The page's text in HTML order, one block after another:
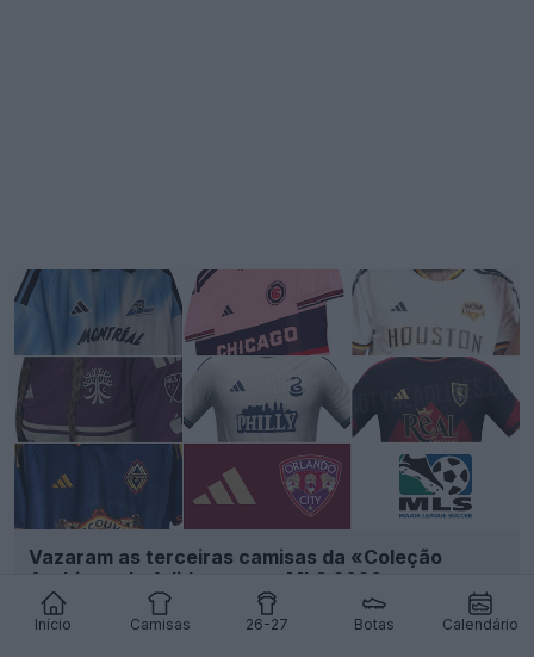
Início Camisas 26-27 Botas Calendário
Vazaram as terceiras camisas da «Coleção
Archive» da Adidas para a MLS 2026
VAZAMENTO 46 18.2K